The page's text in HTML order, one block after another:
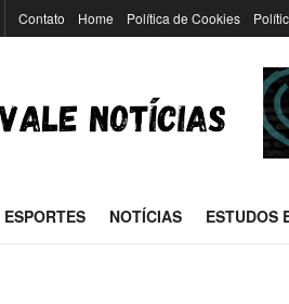
Contato Home Política de Cookies
ESPORTES NOTÍCIAS ESTUDOS